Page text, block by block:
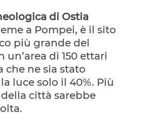
di Ostia
a Pompei, è il sito
più grande del
un’area di 150 ettari
che ne sia stato
luce solo il 40%. Più
città sarebbe